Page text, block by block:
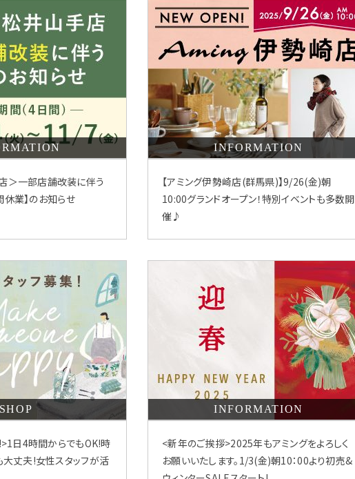
＞一部店舗改装に伴う
業】のお知らせ
INFORMATION
【アミング伊勢崎店(群馬県)】9/26(金)朝
10:00グランドオープン！特別イベントも多数開
催♪
SHOP
日4時間からでもOK!時
丈夫!女性スタッフが活
INFORMATION
<新年のご挨拶>2025年もアミングをよろしく
お願いいたします。1/3(金)朝10：00より初売&